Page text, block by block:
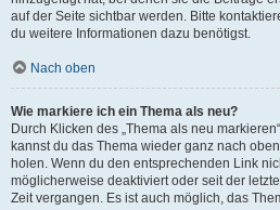
auf der Seite sichtbar werden. Bitte
du weitere Informationen dazu benötigst.
Nach oben
Wie markiere ich ein Thema als neu?
Durch Klicken des „Thema als neu
kannst du das Thema wieder ganz nach
holen. Wenn du den entsprechenden Link
möglicherweise deaktiviert oder seit der
Zeit vergangen. Es ist auch möglich, das